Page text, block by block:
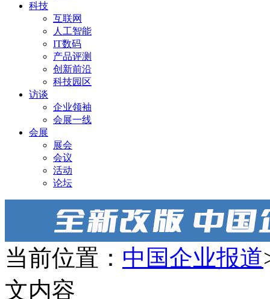
科技
互联网
人工智能
IT数码
产品评测
创新前沿
科技园区
访谈
企业领袖
会展一线
会展
展会
会议
活动
论坛
当前位置： 中国企业报道
文内容